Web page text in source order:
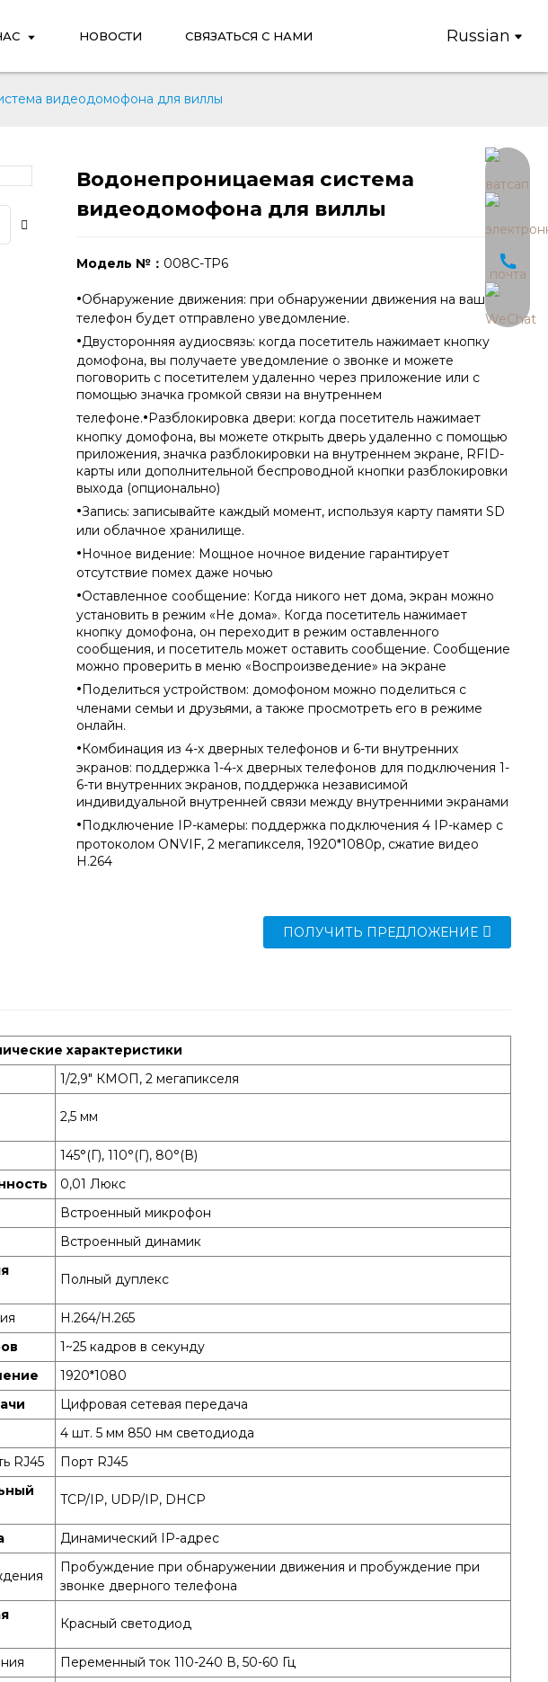
НОВОСТИ СВЯЗАТЬСЯ С НАМИ Russian
видеодомофона для виллы
Loading...
Loading...
Водонепроницаемая система
видеодомофона для виллы
Модель №： 008C-TP6
·Обнаружение движения: при обнаружении движения на ваш
телефон будет отправлено уведомление.
·Двусторонняя аудиосвязь: когда посетитель нажимает кнопку
домофона, вы получаете уведомление о звонке и можете
поговорить с посетителем удаленно через приложение или с
помощью значка громкой связи на внутреннем
телефоне.·Разблокировка двери: когда посетитель нажимает
кнопку домофона, вы можете открыть дверь удаленно с помощью
приложения, значка разблокировки на внутреннем экране, RFID-
карты или дополнительной беспроводной кнопки разблокировки
выхода (опционально)
·Запись: записывайте каждый момент, используя карту памяти SD
или облачное хранилище.
·Ночное видение: Мощное ночное видение гарантирует
отсутствие помех даже ночью
·Оставленное сообщение: Когда никого нет дома, экран можно
установить в режим «Не дома». Когда посетитель нажимает
кнопку домофона, он переходит в режим оставленного
сообщения, и посетитель может оставить сообщение. Сообщение
можно проверить в меню «Воспроизведение» на экране
·Поделиться устройством: домофоном можно поделиться с
членами семьи и друзьями, а также просмотреть его в режиме
онлайн.
·Комбинация из 4-х дверных телефонов и 6-ти внутренних
экранов: поддержка 1-4-х дверных телефонов для подключения 1-
6-ти внутренних экранов, поддержка независимой
индивидуальной внутренней связи между внутренними экранами
·Подключение IP-камеры: поддержка подключения 4 IP-камер с
протоколом ONVIF, 2 мегапикселя, 1920*1080p, сжатие видео
H.264
ПОЛУЧИТЬ ПРЕДЛОЖЕНИЕ
характеристики
1/2,9" КМОП, 2 мегапикселя
2,5 мм
145°(Г), 110°(Г), 80°(В)
0,01 Люкс
Встроенный микрофон
Встроенный динамик
Полный дуплекс
H.264/H.265
1~25 кадров в секунду
1920*1080
Цифровая сетевая передача
4 шт. 5 мм 850 нм светодиода
RJ45
Порт RJ45
TCP/IP, UDP/IP, DHCP
Динамический IP-адрес
Пробуждение при обнаружении движения и пробуждение при
звонке дверного телефона
Красный светодиод
Переменный ток 110-240 В, 50-60 Гц